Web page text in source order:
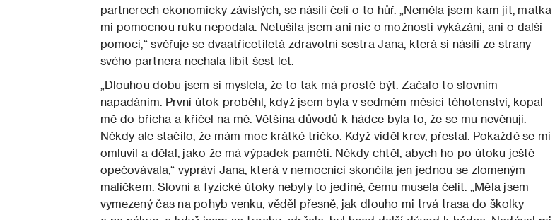
partnerech ekonomicky závislých, se násilí čelí o to hůř. „Neměla jsem kam jít, matka
mi pomocnou ruku nepodala. Netušila jsem ani nic o možnosti vykázání, ani o další
pomoci,“ svěřuje se dvaatřicetiletá zdravotní sestra Jana, která si násilí ze strany
svého partnera nechala líbit šest let.
„Dlouhou dobu jsem si myslela, že to tak má prostě být. Začalo to slovním
napadáním. První útok proběhl, když jsem byla v sedmém měsíci těhotenství, kopal
mě do břicha a křičel na mě. Většina důvodů k hádce byla to, že se mu nevěnuji.
Někdy ale stačilo, že mám moc krátké tričko. Když viděl krev, přestal. Pokaždé se mi
omluvil a dělal, jako že má výpadek paměti. Někdy chtěl, abych ho po útoku ještě
opečovávala,“ vypráví Jana, která v nemocnici skončila jen jednou se zlomeným
malíčkem. Slovní a fyzické útoky nebyly to jediné, čemu musela čelit. „Měla jsem
vymezený čas na pohyb venku, věděl přesně, jak dlouho mi trvá trasa do školky